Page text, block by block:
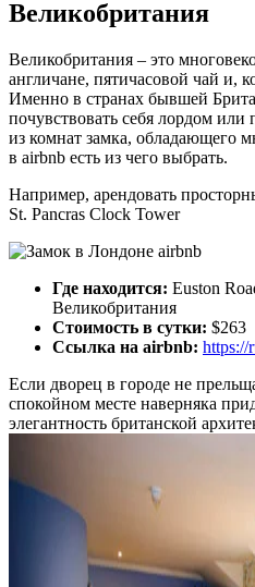
Великобритания
Великобритания – это
англичане, пятичасовой чай и,
Именно в странах бывшей
почувствовать себя лордом
из комнат замка, обладающего
в airbnb есть из чего выбрать.
Например, арендовать
St. Pancras Clock Tower
Где находится: Euston
Великобритания
Стоимость в сутки: $263
Ссылка на airbnb: https://
Если дворец в городе не
спокойном месте наверняка
элегантность британской